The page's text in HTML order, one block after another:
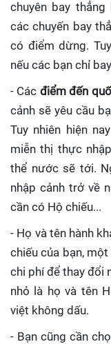
chuyên bay
các chuyến bay
có điểm dừng.
nếu các bạn chỉ
- Các điểm đến
cảnh sẽ yêu cầu
Tuy nhiên hiện
miễn thị thực
thể nước sẽ tới.
nhập cảnh trở về
cần có Hộ chiếu...
- Họ và tên hành
chiếu của bạn,
chi phí để thay đổi
nhỏ là họ và tên
việt không dấu.
- Bạn cũng cần